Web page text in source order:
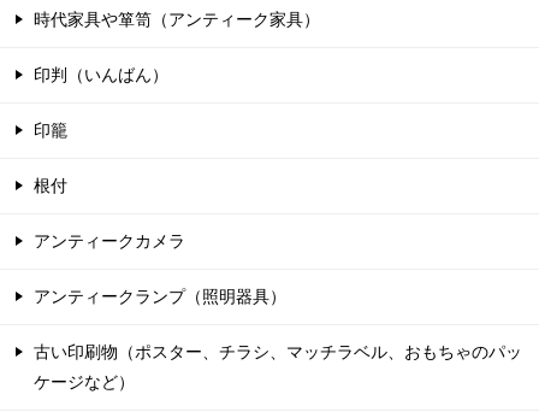
時代家具や箪笥（アンティーク家具）
印判（いんばん）
印籠
根付
アンティークカメラ
アンティークランプ（照明器具）
古い印刷物（ポスター、チラシ、マッチラベル、おもちゃのパッ
ケージなど）